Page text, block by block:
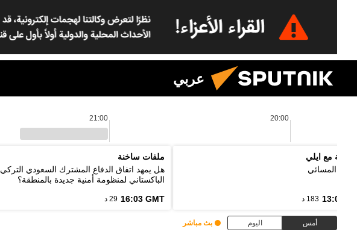
عربي
20:00
21:00
مع ايلي
المسائي
13:00 183 د
ملفات ساخنة
هل يمهد اتفاق الدفاع المشترك السعودي التركي
الباكستاني لمنظومة أمنية جديدة بالمنطقة؟
16:03 GMT 29 د
أمس اليوم بث مباشر